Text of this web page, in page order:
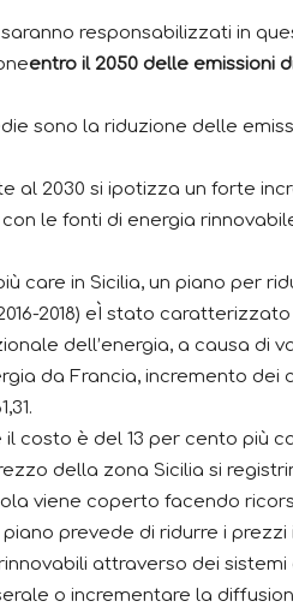
saranno responsabilizzati in
entro il 2050 delle emissioni
sono la riduzione delle
al 2030 si ipotizza un forte
le fonti di energia
care in Sicilia, un piano per
2018) eÌ stato
dell’energia, a causa di
da Francia, incremento dei
costo è del 13 per cento più
della zona Sicilia si
viene coperto facendo
prevede di ridurre i
attraverso dei
o incrementare la